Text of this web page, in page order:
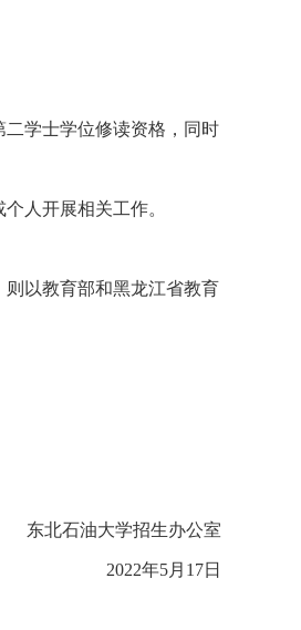
学士学位修读资格，同时
人开展相关工作。
以教育部和黑龙江省教育
东北石油大学招生办公室
2022年5月17日